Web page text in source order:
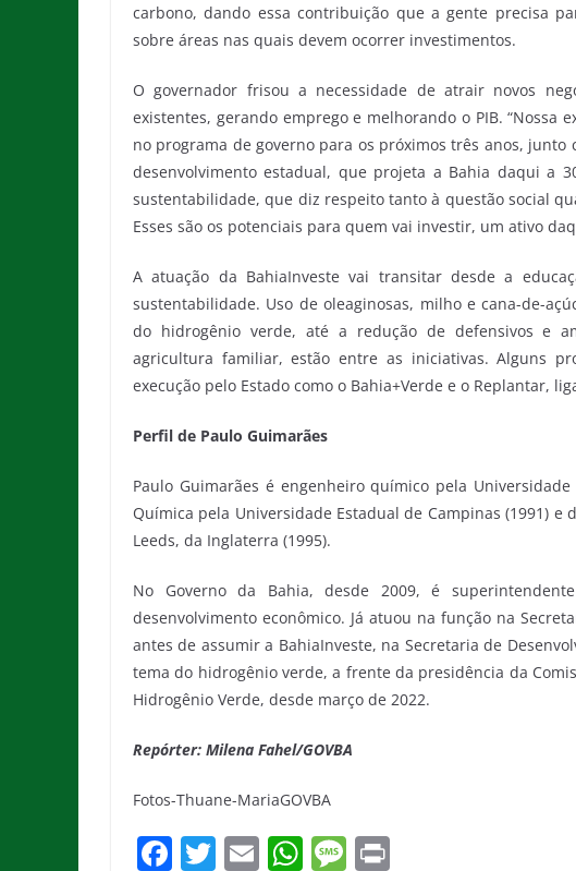
carbono, dando essa contribuição que a gente precisa
sobre áreas nas quais devem ocorrer investimentos.
O governador frisou a necessidade de atrair novos
existentes, gerando emprego e melhorando o PIB.
no programa de governo para os próximos três anos,
desenvolvimento estadual, que projeta a Bahia daqui a
sustentabilidade, que diz respeito tanto à questão social
Esses são os potenciais para quem vai investir, um ativo
A atuação da BahiaInveste vai transitar desde a
sustentabilidade. Uso de oleaginosas, milho e cana-de-
do hidrogênio verde, até a redução de defensivos e
agricultura familiar, estão entre as iniciativas. Alguns
execução pelo Estado como o Bahia+Verde e o Replantar,
Perfil de Paulo Guimarães
Paulo Guimarães é engenheiro químico pela
Química pela Universidade Estadual de Campinas (1991)
Leeds, da Inglaterra (1995).
No Governo da Bahia, desde 2009, é
desenvolvimento econômico. Já atuou na função na
antes de assumir a BahiaInveste, na Secretaria de
tema do hidrogênio verde, a frente da presidência da
Hidrogênio Verde, desde março de 2022.
Repórter: Milena Fahel/GOVBA
Fotos-Thuane-MariaGOVBA
F T E W M